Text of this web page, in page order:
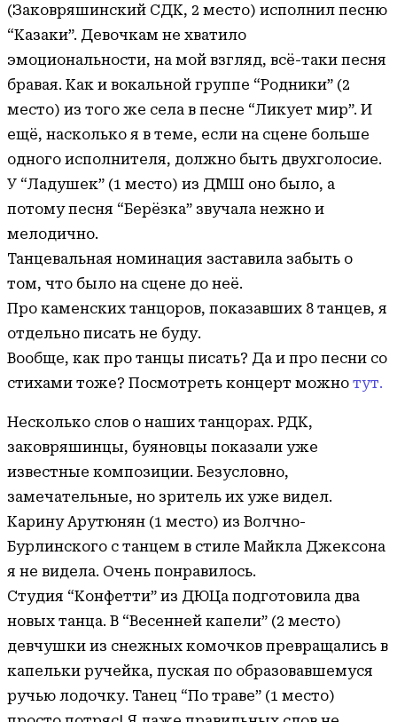
(Заковряшинский СДК, 2 место) исполнил песню
“Казаки”. Девочкам не хватило
эмоциональности, на мой взгляд, всё-таки песня
бравая. Как и вокальной группе “Родники” (2
место) из того же села в песне “Ликует мир”. И
ещё, насколько я в теме, если на сцене больше
одного исполнителя, должно быть двухголосие.
У “Ладушек” (1 место) из ДМШ оно было, а
потому песня “Берёзка” звучала нежно и
мелодично.
Танцевальная номинация заставила забыть о
том, что было на сцене до неё.
Про каменских танцоров, показавших 8 танцев, я
отдельно писать не буду.
Вообще, как про танцы писать? Да и про песни со
стихами тоже? Посмотреть концерт можно тут.
Несколько слов о наших танцорах. РДК,
заковряшинцы, буяновцы показали уже
известные композиции. Безусловно,
замечательные, но зритель их уже видел.
Карину Арутюнян (1 место) из Волчно-
Бурлинского с танцем в стиле Майкла Джексона
я не видела. Очень понравилось.
Студия “Конфетти” из ДЮЦа подготовила два
новых танца. В “Весенней капели” (2 место)
девчушки из снежных комочков превращались в
капельки ручейка, пуская по образовавшемуся
ручью лодочку. Танец “По траве” (1 место)